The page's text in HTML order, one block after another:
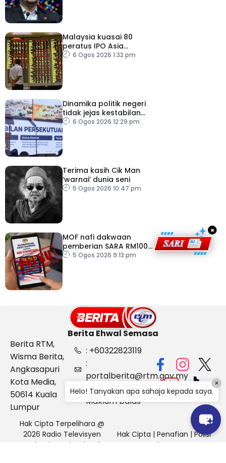
Malaysia kuasai 80
peratus IPO Asia
Tenggara, kumpul AS$1.4
6 Ogos 2026 1:32 pm
Dinamika politik negeri
tidak jejas kestabilan
Kerajaan Perpaduan
6 Ogos 2026 12:29 pm
Terima kasih Cik Man
‘warnai’ dunia seni
5 Ogos 2026 10:47 pm
MOF nafi dakwaan
pemberian SARA RM100
sempena Hari
5 Ogos 2026 9:13 pm
×
Berita Ehwal Semasa
Berita RTM,
Wisma Berita,
Angkasapuri
Kota Media,
50614 Kuala
Lumpur
: +60322823119
:
portalberita@rtm.gov.my
: Aduan &
Maklum balas
Hak Cipta Terpelihara @
2026 Radio Televisyen
Malaysia, Berita Ehwal
Hak Cipta | Penafian | Polisi
Keselamatan
Helo! Tanyakan apa sahaja kepada saya.
×